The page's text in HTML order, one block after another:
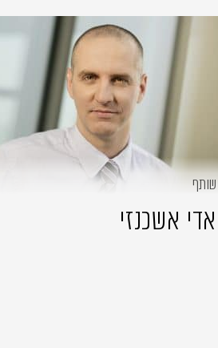
שותף
אדי אשכנזי